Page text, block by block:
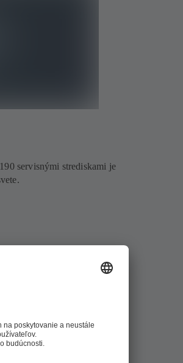
servisnými strediskami je